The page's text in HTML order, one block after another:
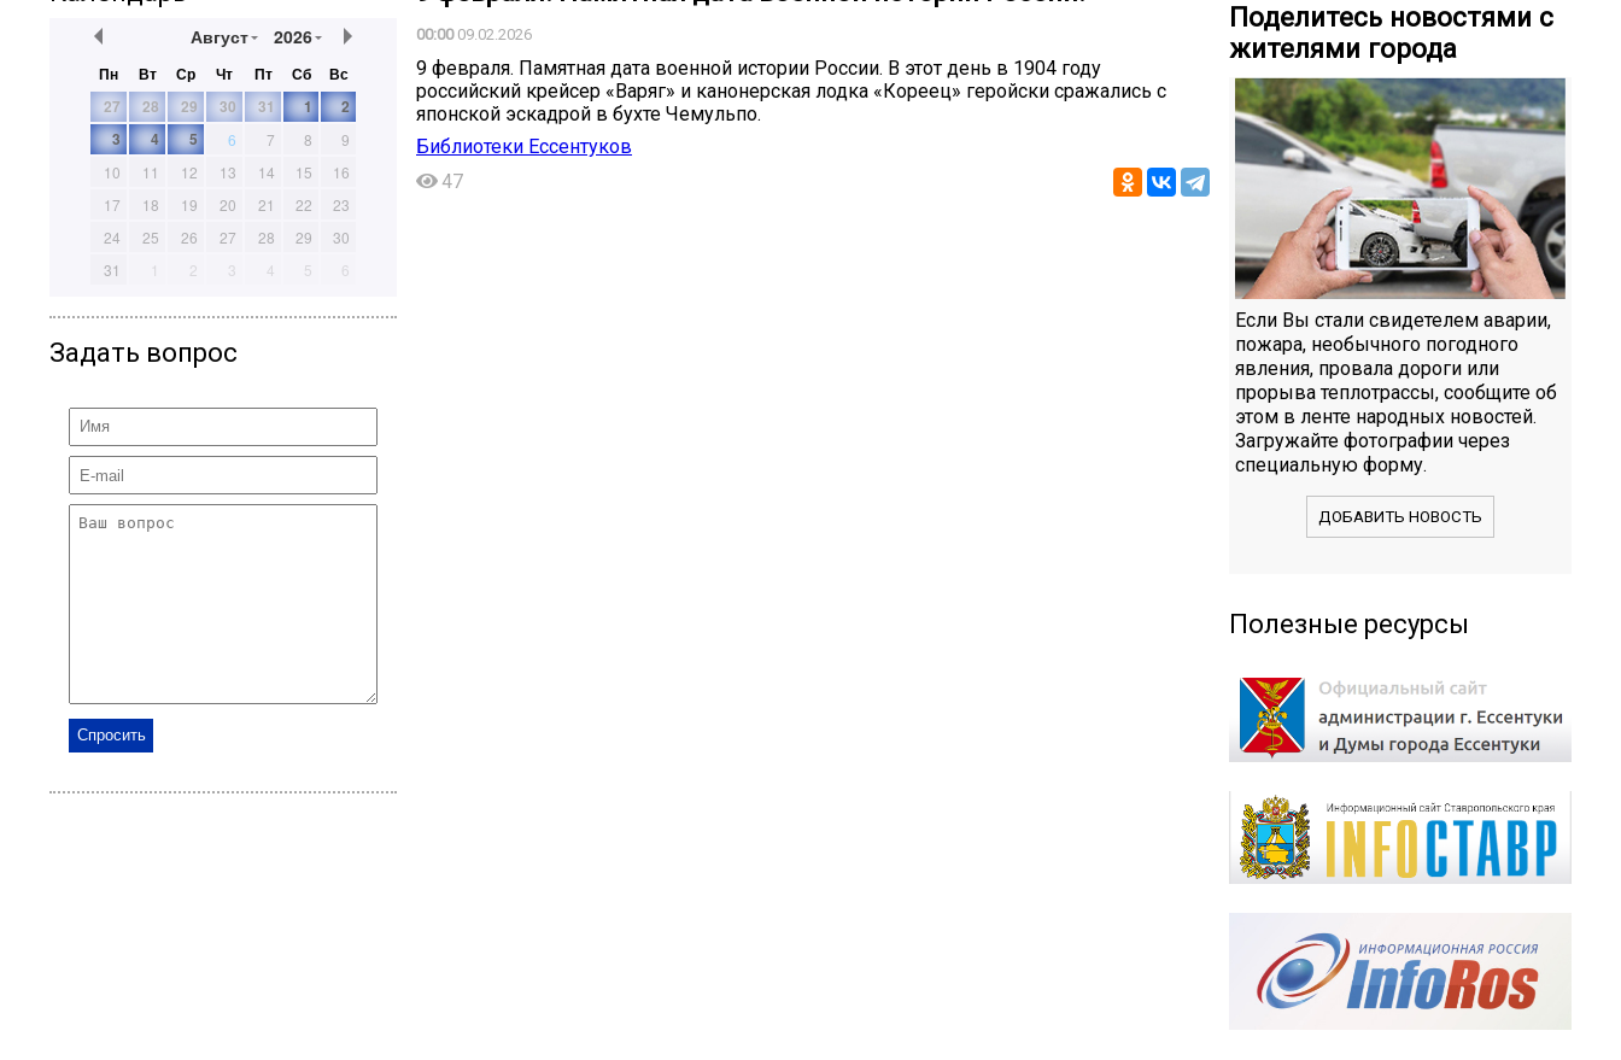
Август 2026
Пн Вт Ср Чт Пт Сб
Вс
27
28 29 30 31 1
2
3
4 5 6 7 8
9
10
11 12 13 14 15
16
17
18 19 20 21 22
23
24
25 26 27 28 29
30
31
1 2 3 4 5 6
Задать вопрос
00:0009.02.2026
9 февраля. Памятная дата военной истории России. В этот день в 1904 году
российский крейсер «Варяг» и канонерская лодка «Кореец» геройски сражались с
японской эскадрой в бухте Чемульпо.
Библиотеки Ессентуков
47
Поделитесь новостями с
жителями города
Если Вы стали свидетелем аварии,
пожара, необычного погодного
явления, провала дороги или
прорыва теплотрассы, сообщите об
этом в ленте народных новостей.
Загружайте фотографии через
специальную форму.
ДОБАВИТЬ НОВОСТЬ
Полезные ресурсы